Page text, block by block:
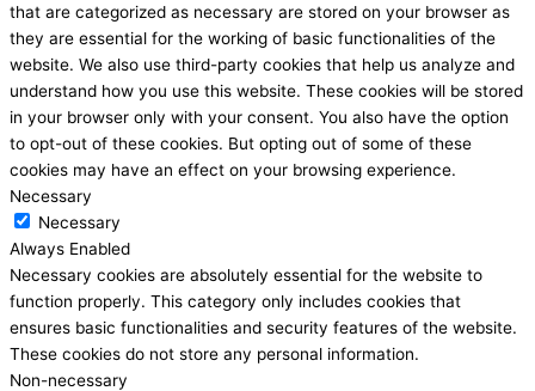
that are categorized as necessary are stored on your browser as
they are essential for the working of basic functionalities of the
website. We also use third-party cookies that help us analyze and
understand how you use this website. These cookies will be stored
in your browser only with your consent. You also have the option
to opt-out of these cookies. But opting out of some of these
cookies may have an effect on your browsing experience.
Necessary
Necessary
Always Enabled
Necessary cookies are absolutely essential for the website to
function properly. This category only includes cookies that
ensures basic functionalities and security features of the website.
These cookies do not store any personal information.
Non-necessary